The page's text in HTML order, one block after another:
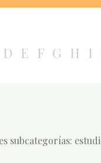
D E F G H I
subcategorías: